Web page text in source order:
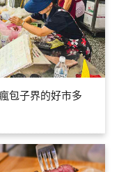
包子界的好市多